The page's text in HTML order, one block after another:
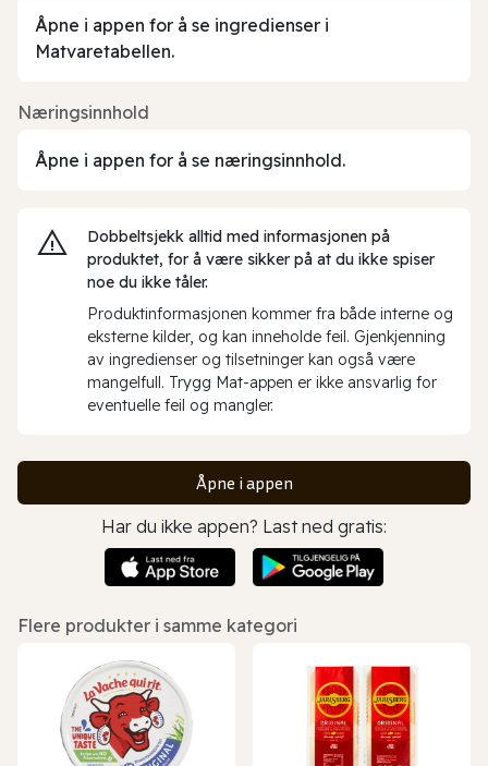
Åpne i appen for å se ingredienser i
Matvaretabellen.
Næringsinnhold
Åpne i appen for å se næringsinnhold.
Dobbeltsjekk alltid med informasjonen på
produktet, for å være sikker på at du ikke spiser
noe du ikke tåler.
Produktinformasjonen kommer fra både interne og
eksterne kilder, og kan inneholde feil. Gjenkjenning
av ingredienser og tilsetninger kan også være
mangelfull. Trygg Mat-appen er ikke ansvarlig for
eventuelle feil og mangler.
Åpne i appen
Har du ikke appen? Last ned gratis:
Flere produkter i samme kategori